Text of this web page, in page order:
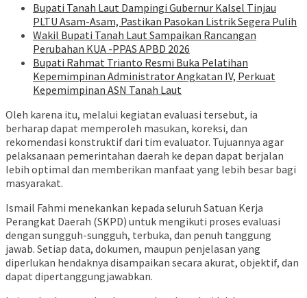
Bupati Tanah Laut Dampingi Gubernur Kalsel Tinjau
PLTU Asam-Asam, Pastikan Pasokan Listrik Segera Pulih
Wakil Bupati Tanah Laut Sampaikan Rancangan
Perubahan KUA -PPAS APBD 2026
Bupati Rahmat Trianto Resmi Buka Pelatihan
Kepemimpinan Administrator Angkatan IV, Perkuat
Kepemimpinan ASN Tanah Laut
Oleh karena itu, melalui kegiatan evaluasi tersebut, ia
berharap dapat memperoleh masukan, koreksi, dan
rekomendasi konstruktif dari tim evaluator. Tujuannya agar
pelaksanaan pemerintahan daerah ke depan dapat berjalan
lebih optimal dan memberikan manfaat yang lebih besar bagi
masyarakat.
Ismail Fahmi menekankan kepada seluruh Satuan Kerja
Perangkat Daerah (SKPD) untuk mengikuti proses evaluasi
dengan sungguh-sungguh, terbuka, dan penuh tanggung
jawab. Setiap data, dokumen, maupun penjelasan yang
diperlukan hendaknya disampaikan secara akurat, objektif, dan
dapat dipertanggungjawabkan.